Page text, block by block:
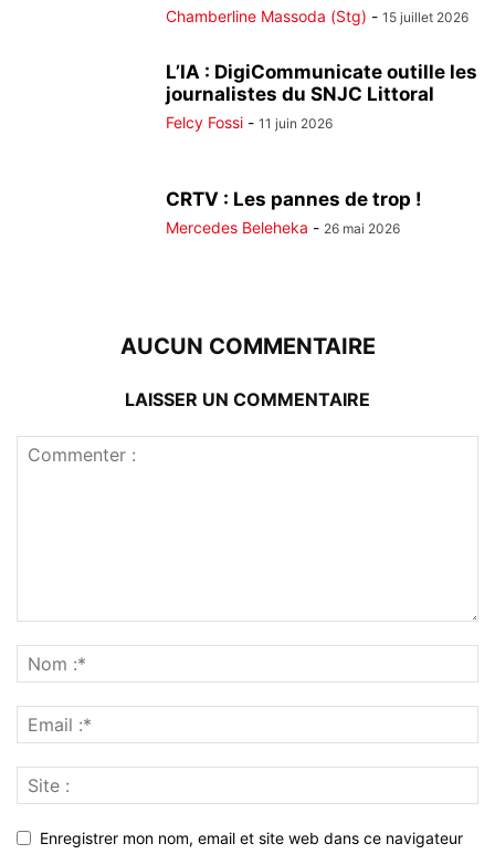
Chamberline Massoda (Stg) - 15 juillet 2026
L’IA : DigiCommunicate outille les
journalistes du SNJC Littoral
Felcy Fossi - 11 juin 2026
CRTV : Les pannes de trop !
Mercedes Beleheka - 26 mai 2026
AUCUN COMMENTAIRE
LAISSER UN COMMENTAIRE
Enregistrer mon nom, email et site web dans ce navigateur